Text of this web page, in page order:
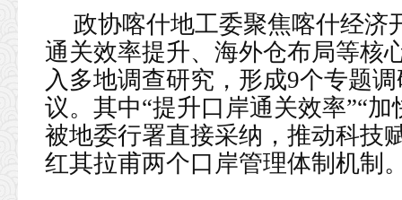
政协喀什地工委聚焦喀什经济
通关效率提升、海外仓布局等核
入多地调查研究，形成9个专题
议。其中“提升口岸通关效率”“
被地委行署直接采纳，推动科技
红其拉甫两个口岸管理体制机制